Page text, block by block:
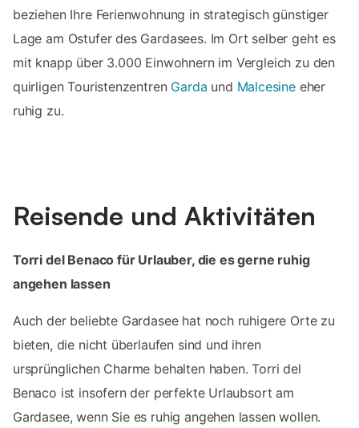
beziehen Ihre Ferienwohnung in strategisch günstiger
Lage am Ostufer des Gardasees. Im Ort selber geht es
mit knapp über 3.000 Einwohnern im Vergleich zu den
quirligen Touristenzentren Garda und Malcesineeher
ruhig zu.
Reisende und Aktivitäten
Torri del Benaco für Urlauber, die es gerne ruhig
angehen lassen
Auch der beliebte Gardasee hat noch ruhigere Orte zu
bieten, die nicht überlaufen sind und ihren
ursprünglichen Charme behalten haben. Torri del
Benaco ist insofern der perfekte Urlaubsort am
Gardasee, wenn Sie es ruhig angehen lassen wollen.